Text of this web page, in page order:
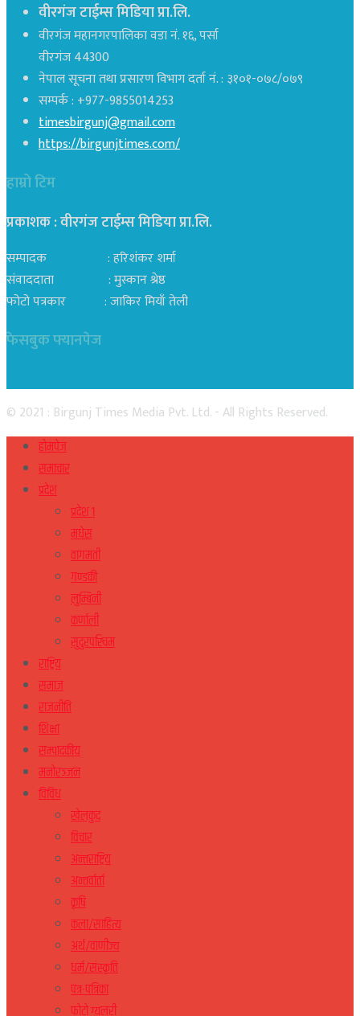
वीरगंज टाईम्स मिडिया प्रा.लि.
वीरगंज महानगरपालिका वडा नं. १६, पर्सा
वीरगंज 44300
नेपाल सूचना तथा प्रसारण विभाग दर्ता नं. : ३१०१-०७८/०७९
सम्पर्क : +977-9855014253
timesbirgunj@gmail.com
https://birgunjtimes.com/
हाम्रो टिम
प्रकाशक : वीरगंज टाईम्स मिडिया प्रा‍.लि.
सम्पादक : हरिशंकर शर्मा
संवाददाता : मुस्कान श्रेष्ठ
फोटो पत्रकार : जाकिर मियाँ तेली
फेसबुक फ्यानपेज
© 2021 : Birgunj Times Media Pvt. Ltd. - All Rights Reserved.
होमपेज
समाचार
प्रदेश
प्रदेश १
मधेस
वागमती
गण्डकी
लुम्बिनी
कर्णाली
सुदुरपस्चिम
राष्ट्रिय
समाज
राजनीति
शिक्षा
सम्पादकीय
मनोरञ्जन
विविध
खेलकुद
विचार
अन्तराष्ट्रिय
अन्तर्वार्ता
कृषि
कला/साहित्य
अर्थ/वाणीज्य
धर्म/संस्कृति
पत्र-पत्रिका
फोटो ग्यलरी